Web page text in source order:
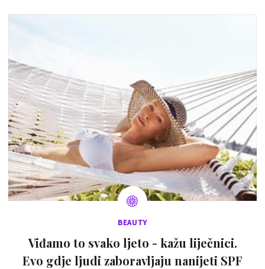
BEAUTY
Viđamo to svako ljeto - kažu liječnici.
Evo gdje ljudi zaboravljaju nanijeti SPF